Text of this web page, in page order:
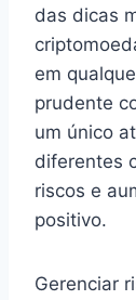
das dicas
em
prudente
um único
diferentes
riscos e
positivo.
Gerenciar